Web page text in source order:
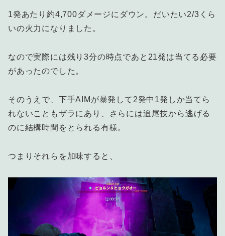
1発あたり約4,700ダメージにダウン。だいたい2/3くら
いの火力になりました。
なので実際には残り3分の時点であと21発は当てる必要
があったのでした。
そのうえで、下手AIMが暴発して2発中1発しか当てら
れないこともザラにあり、さらには追尾技から逃げる
のに結構時間をとられる有様。
つまりそれらを加味すると、